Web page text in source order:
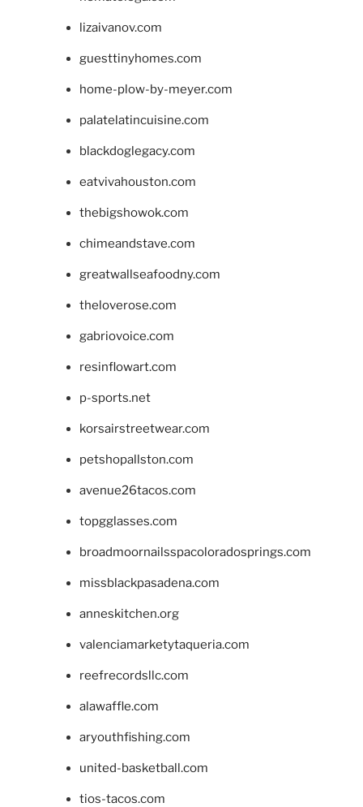
lizaivanov.com
guesttinyhomes.com
home-plow-by-meyer.com
palatelatincuisine.com
blackdoglegacy.com
eatvivahouston.com
thebigshowok.com
chimeandstave.com
greatwallseafoodny.com
theloverose.com
gabriovoice.com
resinflowart.com
p-sports.net
korsairstreetwear.com
petshopallston.com
avenue26tacos.com
topgglasses.com
broadmoornailsspacoloradosprings.com
missblackpasadena.com
anneskitchen.org
valenciamarketytaqueria.com
reefrecordsllc.com
alawaffle.com
aryouthfishing.com
united-basketball.com
tios-tacos.com